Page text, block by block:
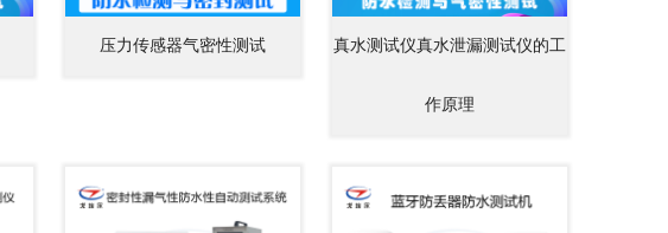
压力传感器气密性测试 真水测试仪真水泄漏测试仪的工
作原理